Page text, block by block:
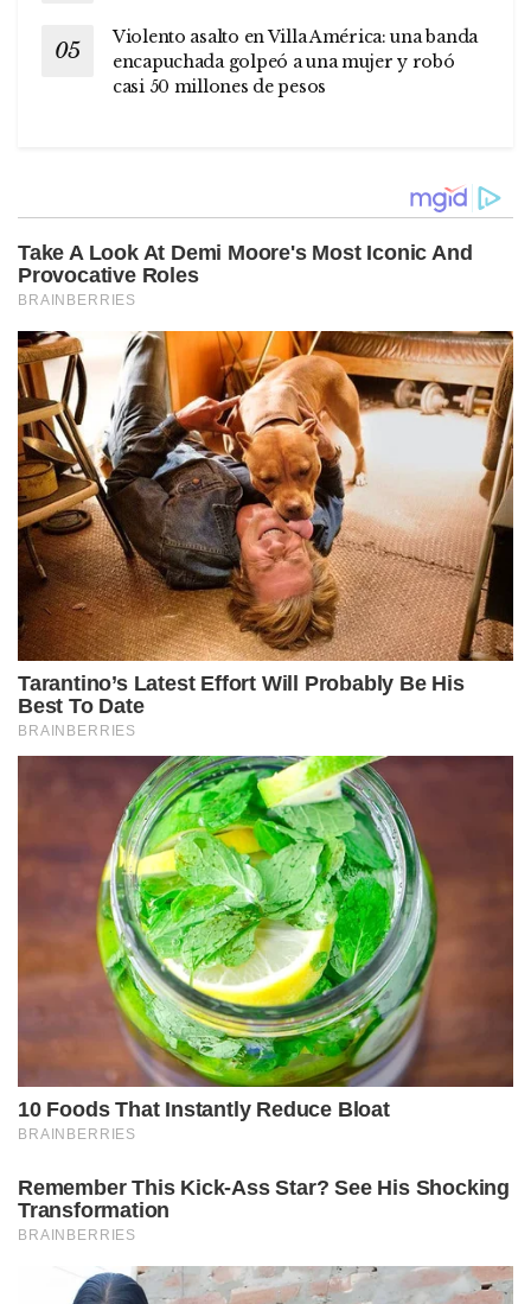
Violento asalto en Villa América: una banda
encapuchada golpeó a una mujer y robó
casi 50 millones de pesos